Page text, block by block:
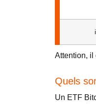
Attention, il
Quels
Un ETF